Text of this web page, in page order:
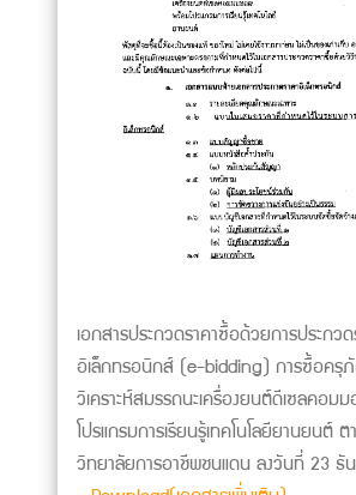
เอกสารประกวดราคาซื้อด้วยการประกว
อิเล็กทรอนิกส์ (e-bidding) การซื้อค
วิเคราะห์สมรรถนะเครื่องยนต์ดีเซลคอม
โปรแกรมการเรียนรู้เทคโนโลยียานยนต์
วิทยาลัยการอาชีพชนแดน ลงวันที่ 23 ธั